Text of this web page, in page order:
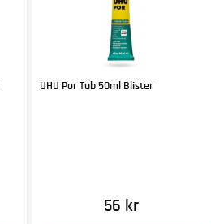
UHU Por Tub 50ml Blister
56 kr